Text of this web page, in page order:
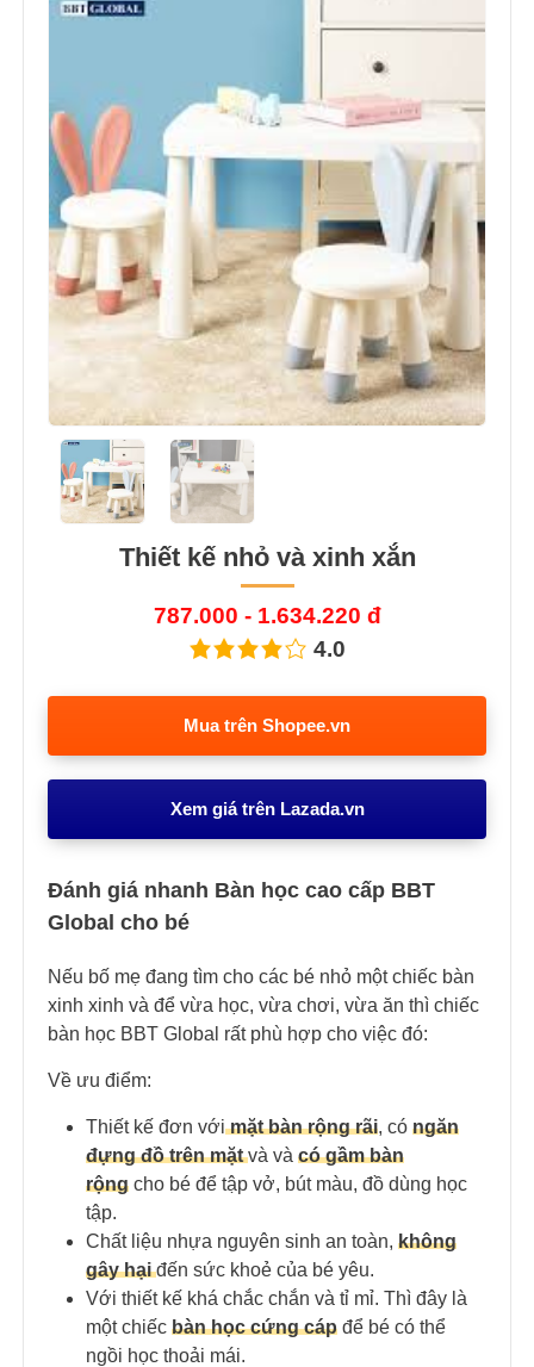
Thiết kế nhỏ và xinh xắn
787.000 - 1.634.220 đ
4.0
Mua trên Shopee.vn
Xem giá trên Lazada.vn
Đánh giá nhanh Bàn học cao cấp BBT
Global cho bé
Nếu bố mẹ đang tìm cho các bé nhỏ một chiếc bàn
xinh xinh và để vừa học, vừa chơi, vừa ăn thì chiếc
bàn học BBT Global rất phù hợp cho việc đó:
Về ưu điểm:
Thiết kế đơn vớimặt bàn rộng rãi, có ngăn
đựng đồ trên mặt và và có gầm bàn
rộng cho bé để tập vở, bút màu, đồ dùng học
tập.
Chất liệu nhựa nguyên sinh an toàn, không
gây hại đến sức khoẻ của bé yêu.
Với thiết kế khá chắc chắn và tỉ mỉ. Thì đây là
một chiếc bàn học cứng cáp để bé có thể
ngồi học thoải mái.